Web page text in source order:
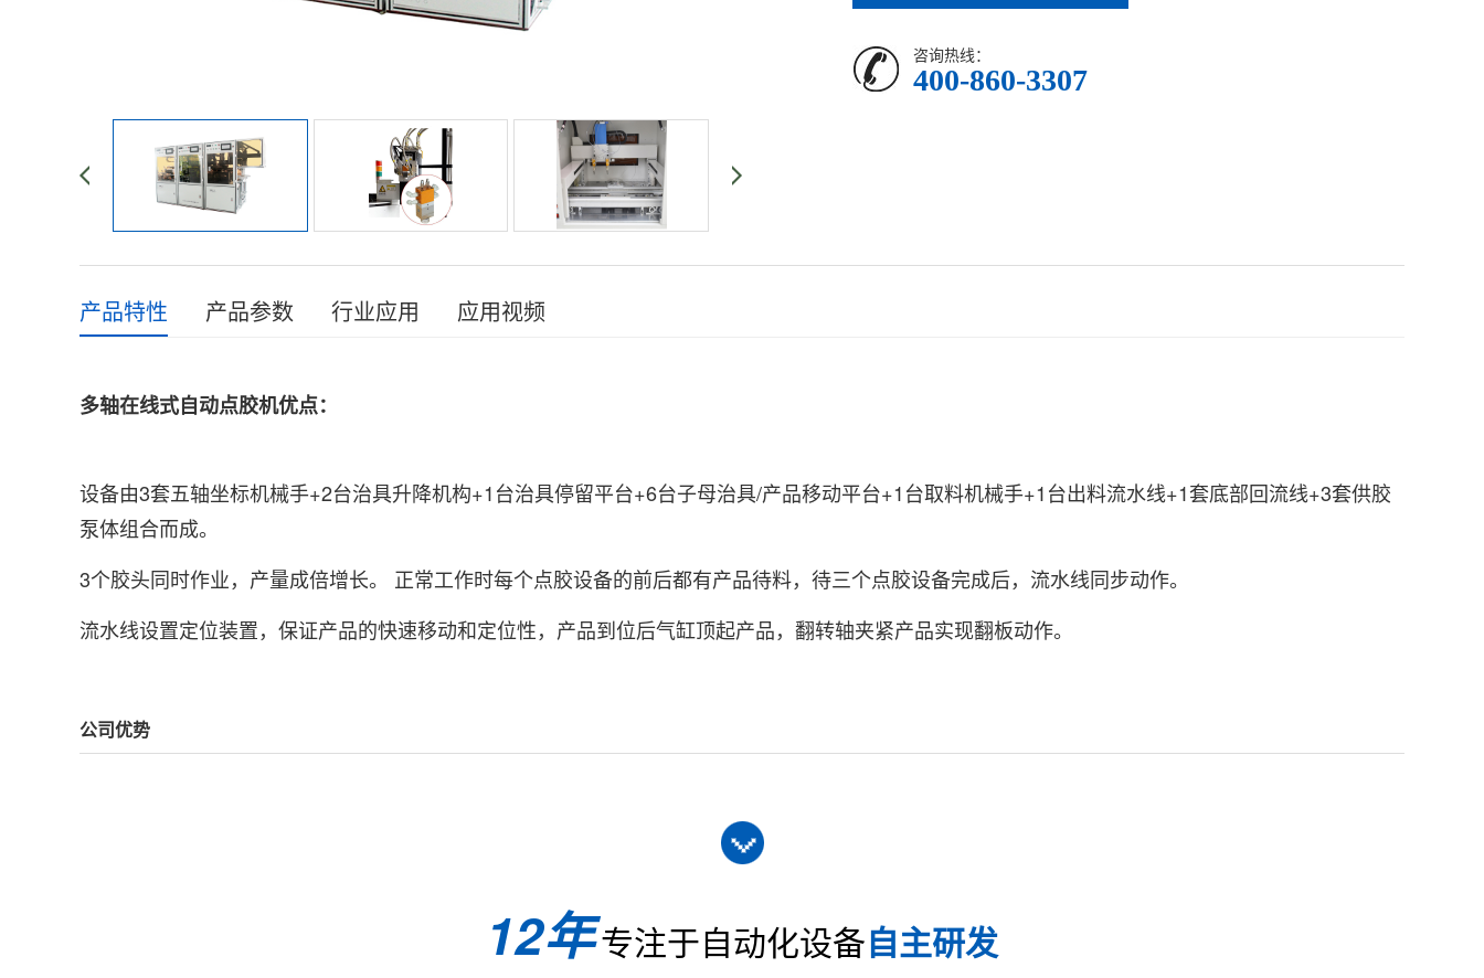
咨询热线：
400-860-3307
产品特性 产品参数 行业应用 应用视频
多轴在线式自动点胶机优点：
设备由3套五轴坐标机械手+2台治具升降机构+1台治具停留平台+6台子母治具/产品移动平台+1台取料机械手+1台出料流水线+1套底部回流线+3套供胶
泵体组合而成。
3个胶头同时作业，产量成倍增长。 正常工作时每个点胶设备的前后都有产品待料，待三个点胶设备完成后，流水线同步动作。
流水线设置定位装置，保证产品的快速移动和定位性，产品到位后气缸顶起产品，翻转轴夹紧产品实现翻板动作。
型号Model
the specified degree turning according to customers&rsquo; requirements
手持示教器teach pendant
&plusmn;0.03mm
公司优势
12年专注于自动化设备自主研发